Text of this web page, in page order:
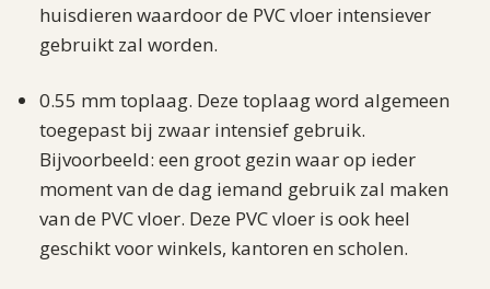
huisdieren waardoor de PVC vloer intensiever
gebruikt zal worden.
0.55 mm toplaag. Deze toplaag word algemeen
toegepast bij zwaar intensief gebruik.
Bijvoorbeeld: een groot gezin waar op ieder
moment van de dag iemand gebruik zal maken
van de PVC vloer. Deze PVC vloer is ook heel
geschikt voor winkels, kantoren en scholen.